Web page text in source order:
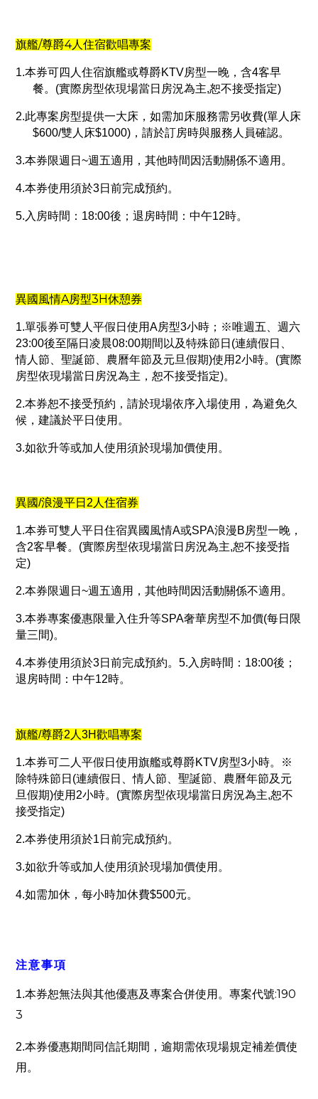
旗艦/尊爵4人住宿歡唱專案
1.本券可四人住宿旗艦或尊爵KTV房型一晚，含4客早
餐。(實際房型依現場當日房況為主,恕不接受指定)
2.此專案房型提供一大床，如需加床服務需另收費(單人床
$600/雙人床$1000)，請於訂房時與服務人員確認。
3.本券限週日~週五適用，其他時間因活動關係不適用。
4.本券使用須於3日前完成預約。
5.入房時間：18:00後；退房時間：中午12時。
異國風情A房型3H休憩券
1.單張券可雙人平假日使用A房型3小時；※唯週五、週六
23:00後至隔日凌晨08:00期間以及特殊節日(連續假日、
情人節、聖誕節、農曆年節及元旦假期)使用2小時。(實際
房型依現場當日房況為主，恕不接受指定)。
2.本券恕不接受預約，請於現場依序入場使用，為避免久
候，建議於平日使用。
3.如欲升等或加人使用須於現場加價使用。
異國/浪漫平日2人住宿券
1.本券可雙人平日住宿異國風情A或SPA浪漫B房型一晚，
含2客早餐。(實際房型依現場當日房況為主,恕不接受指
定)
2.本券限週日~週五適用，其他時間因活動關係不適用。
3.本券專案優惠限量入住升等SPA奢華房型不加價(每日限
量三間)。
4.本券使用須於3日前完成預約。5.入房時間：18:00後；
退房時間：中午12時。
旗艦/尊爵2人3H歡唱專案
1.本券可二人平假日使用旗艦或尊爵KTV房型3小時。※
除特殊節日(連續假日、情人節、聖誕節、農曆年節及元
旦假期)使用2小時。(實際房型依現場當日房況為主,恕不
接受指定)
2.本券使用須於1日前完成預約。
3.如欲升等或加人使用須於現場加價使用。
4.如需加休，每小時加休費$500元。
注意事項
1.本券恕無法與其他優惠及專案合併使用。專案代號:190
3
2.本券優惠期間同信託期間，逾期需依現場規定補差價使
用。